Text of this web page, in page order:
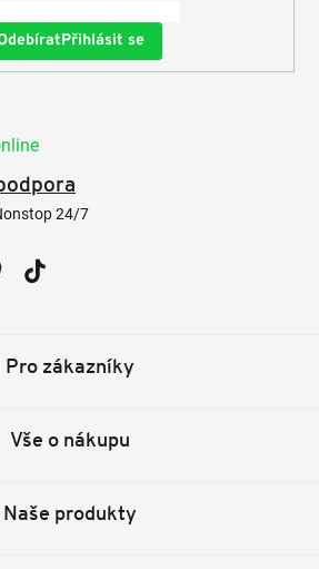
Přihlásit se
24/7
Pro zákazníky
Vše o nákupu
Naše produkty